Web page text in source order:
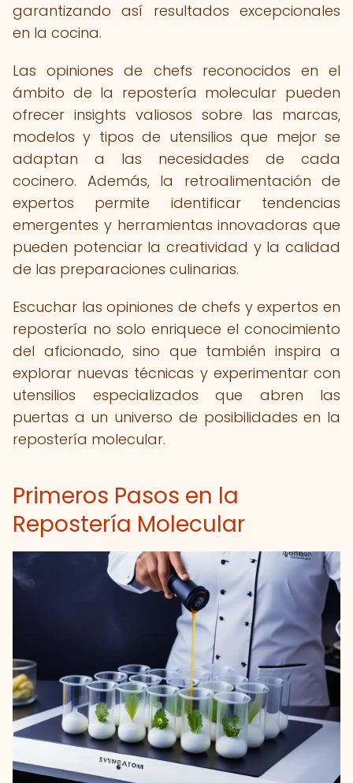
garantizando así resultados excepcionales
en la cocina.
Las opiniones de chefs reconocidos en el
ámbito de la repostería molecular pueden
ofrecer insights valiosos sobre las marcas,
modelos y tipos de utensilios que mejor se
adaptan a las necesidades de cada
cocinero. Además, la retroalimentación de
expertos permite identificar tendencias
emergentes y herramientas innovadoras que
pueden potenciar la creatividad y la calidad
de las preparaciones culinarias.
Escuchar las opiniones de chefs y expertos en
repostería no solo enriquece el conocimiento
del aficionado, sino que también inspira a
explorar nuevas técnicas y experimentar con
utensilios especializados que abren las
puertas a un universo de posibilidades en la
repostería molecular.
Primeros Pasos en la
Repostería Molecular